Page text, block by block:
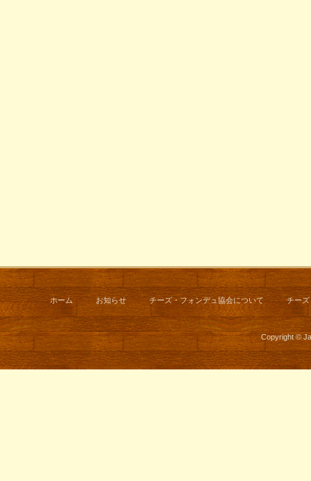
ホーム お知らせ チーズ・フォンデュ協会について チー
Copyright ©